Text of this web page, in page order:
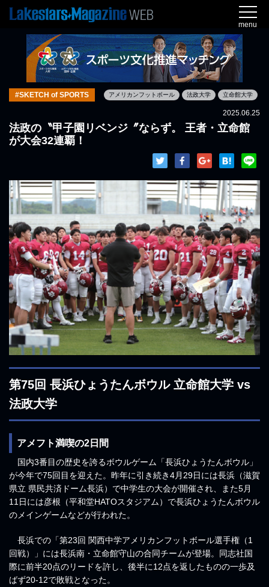
menu
#SKETCH of SPORTS アメリカンフットボール 法政大学 立命館大学
2025.06.25
法政の〝甲子園リベンジ〞ならず。 王者・立命館
が大会32連覇！
第75回 長浜ひょうたんボウル 立命館大学 vs
法政大学
アメフト満喫の2日間
国内3番目の歴史を誇るボウルゲーム「長浜ひょうたんボウル」
が今年で75回目を迎えた。昨年に引き続き4月29日には長浜（滋賀
県立 県民共済ドーム長浜）で中学生の大会が開催され、また5月
11日には彦根（平和堂HATOスタジアム）で長浜ひょうたんボウル
のメインゲームなどが行われた。
長浜での「第23回 関西中学アメリカンフットボール選手権（1
回戦）」には長浜南・立命館守山の合同チームが登場。同志社国
際に前半20点のリードを許し、後半に12点を返したものの一歩及
ばず20-12で敗戦となった。